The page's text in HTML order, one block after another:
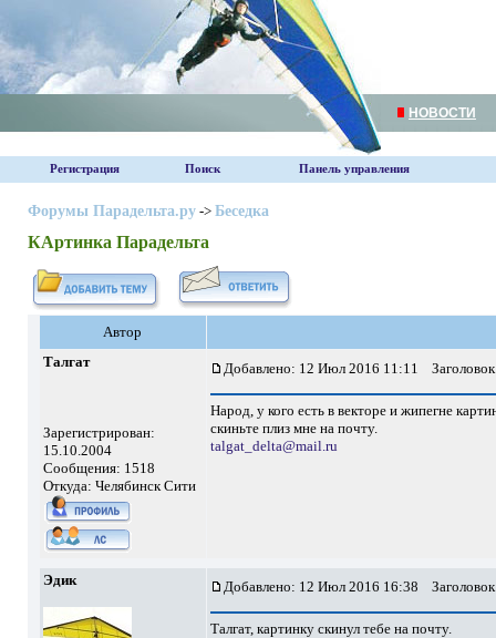
НОВОСТИ
Регистрация Поиск Панель управления
Форумы Парадельта.ру-> Беседка
КАртинка Парадельта
Автор
Талгат
Зарегистрирован:
15.10.2004
Сообщения: 1518
Откуда: Челябинск Сити
Добавлено: 12 Июл 2016 11:11
Народ, у кого есть в векторе и жипегне
скиньте плиз мне на почту.
talgat_delta@mail.ru
Эдик Добавлено: 12 Июл 2016 16:38
Талгат, картинку скинул тебе на почту.